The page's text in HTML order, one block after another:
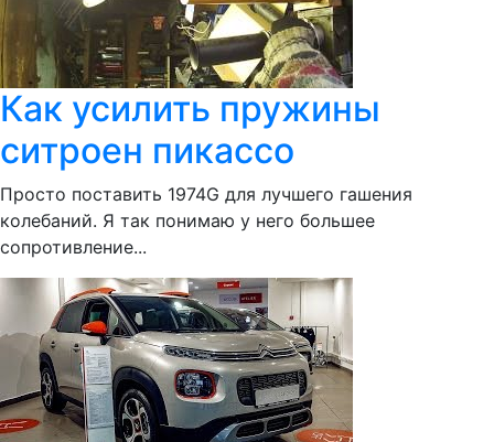
Как усилить пружины
ситроен пикассо
Просто поставить 1974G для лучшего гашения
колебаний. Я так понимаю у него большее
сопротивление...